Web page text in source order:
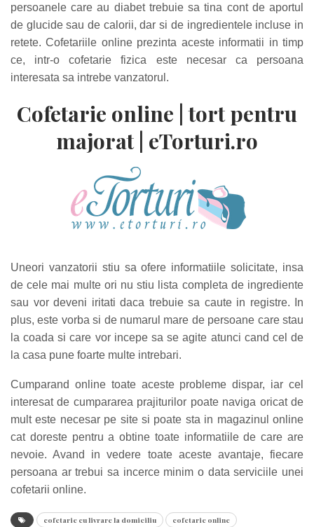
persoanele care au diabet trebuie sa tina cont de aportul
de glucide sau de calorii, dar si de ingredientele incluse in
retete. Cofetariile online prezinta aceste informatii in timp
ce, intr-o cofetarie fizica este necesar ca persoana
interesata sa intrebe vanzatorul.
Cofetarie online | tort pentru
majorat | eTorturi.ro
Uneori vanzatorii stiu sa ofere informatiile solicitate, insa
de cele mai multe ori nu stiu lista completa de ingrediente
sau vor deveni iritati daca trebuie sa caute in registre. In
plus, este vorba si de numarul mare de persoane care stau
la coada si care vor incepe sa se agite atunci cand cel de
la casa pune foarte multe intrebari.
Cumparand online toate aceste probleme dispar, iar cel
interesat de cumpararea prajiturilor poate naviga oricat de
mult este necesar pe site si poate sta in magazinul online
cat doreste pentru a obtine toate informatiile de care are
nevoie.Avand in vedere toate aceste avantaje, fiecare
persoana ar trebui sa incerce minim o data serviciile unei
cofetarii online.
cofetarie cu livrare la domiciliu cofetarie online